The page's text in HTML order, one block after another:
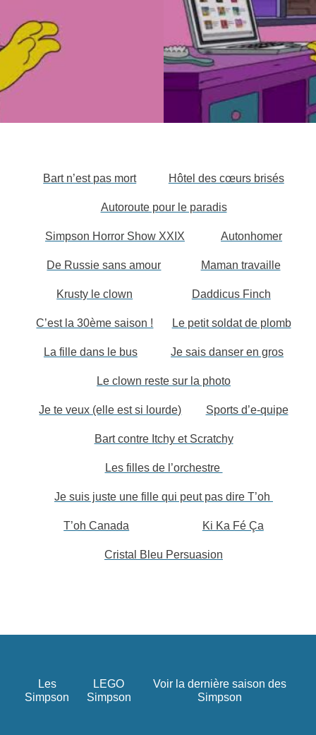
Bart n’est pas mort Hôtel des cœurs brisés
Autoroute pour le paradis
Simpson Horror Show XXIX Autonhomer
De Russie sans amour Maman travaille
Krusty le clown Daddicus Finch
C’est la 30ème saison ! Le petit soldat de plomb
La fille dans le bus Je sais danser en gros
Le clown reste sur la photo
Je te veux (elle est si lourde) Sports d’e-quipe
Bart contre Itchy et Scratchy
Les filles de l’orchestre
Je suis juste une fille qui peut pas dire T’oh
T’oh Canada Ki Ka Fé Ça
Cristal Bleu Persuasion
Les
Simpson
LEGO
Simpson
Voir la dernière saison des
Simpson